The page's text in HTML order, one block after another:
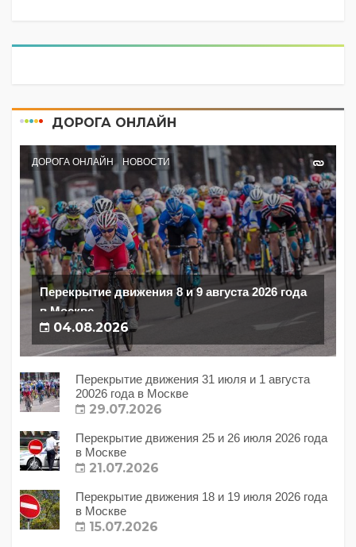
ДОРОГА ОНЛАЙН
ДОРОГА ОНЛАЙН НОВОСТИ
Перекрытие движения 8 и 9 августа 2026 года
в Москве
04.08.2026
Перекрытие движения 31 июля и 1 августа
20026 года в Москве
29.07.2026
Перекрытие движения 25 и 26 июля 2026 года
в Москве
21.07.2026
Перекрытие движения 18 и 19 июля 2026 года
в Москве
15.07.2026